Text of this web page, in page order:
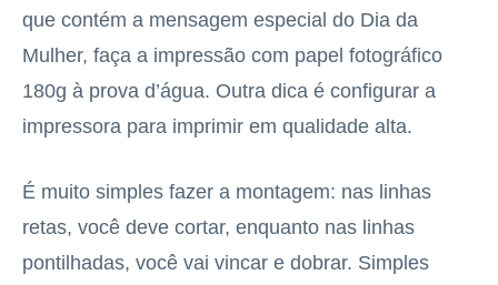
que contém a mensagem especial do Dia da
Mulher, faça a impressão com papel fotográfico
180g à prova d’água. Outra dica é configurar a
impressora para imprimir em qualidade alta.
É muito simples fazer a montagem: nas linhas
retas, você deve cortar, enquanto nas linhas
pontilhadas, você vai vincar e dobrar. Simples